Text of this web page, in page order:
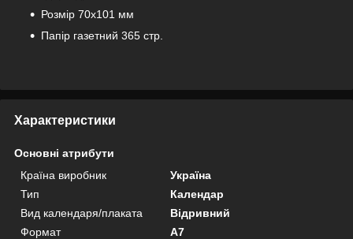
Розмір 70х101 мм
Папір газетний 365 стр.
Характеристики
Основні атрибути
Країна виробник
Україна
Тип
Календар
Вид календаря/плаката
Відривний
Формат
A7